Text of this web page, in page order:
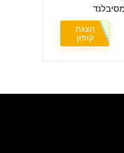
הצגת
קופון